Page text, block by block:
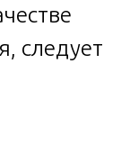
следует